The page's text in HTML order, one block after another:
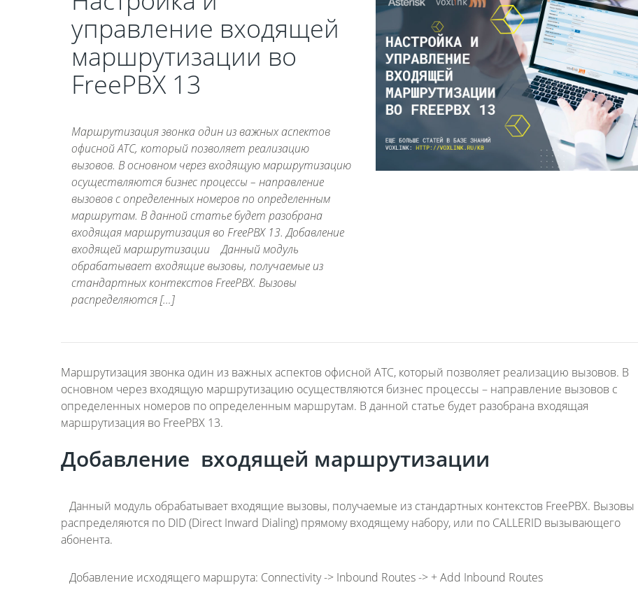
управление входящей
маршрутизации во
FreePBX 13
Маршрутизация звонка один из важных аспектов
офисной АТС, который позволяет реализацию
вызовов. В основном через входящую маршрутизацию
осуществляются бизнес процессы – направление
вызовов с определенных номеров по определенным
маршрутам. В данной статье будет разобрана
входящая маршрутизация во FreePBX 13. Добавление
входящей маршрутизации Данный модуль
обрабатывает входящие вызовы, получаемые из
стандартных контекстов FreePBX. Вызовы
распределяются […]
Маршрутизация звонка один из важных аспектов офисной АТС, который позволяет реализацию вызовов. В
основном через входящую маршрутизацию осуществляются бизнес процессы – направление вызовов с
определенных номеров по определенным маршрутам. В данной статье будет разобрана входящая
маршрутизация во FreePBX 13.
Добавление входящей маршрутизации
Данный модуль обрабатывает входящие вызовы, получаемые из стандартных контекстов FreePBX. Вызовы
распределяются по DID (Direct Inward Dialing) прямому входящему набору, или по CALLERID вызывающего
абонента.
Добавление исходящего маршрута: Connectivity -> Inbound Routes -> + Add Inbound Routes